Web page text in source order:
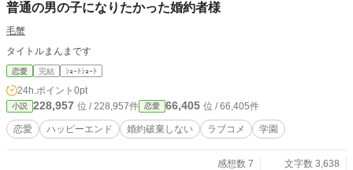
普通の男の子になりたかった婚約者様
毛蟹
タイトルまんまです
恋愛 完結 ｼｮｰﾄｼｮｰﾄ
24h.ポイント 0pt
小説 228,957 位 / 228,957件 恋愛 66,405 位 / 66,405件
恋愛 ハッピーエンド 婚約破棄しない ラブコメ 学園
感想数 7 文字数 3,638